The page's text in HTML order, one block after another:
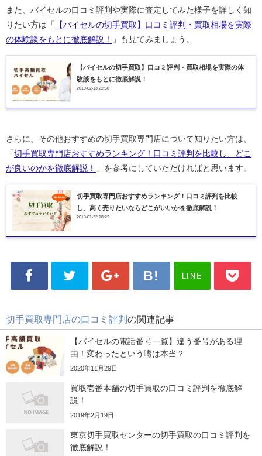
また、バイセルの口コミ評判や実際に査定してみた様子を詳しく知
りたい方は「
【バイセルの切手買取】口コミ評判・買取相場を実際
の体験談をもとに徹底解説！
」も見てみましょう。
【バイセルの切手買取】口コミ評判・買取相場を実際の体
験談をもとに徹底解説！
2019-02-13 22:50
さらに、その他おすすめの切手買取専門店について知りたい方は、
「 切手買取専門店おすすめランキング！口コミ評判を比較し、どこ
が良いのかを徹底解説！
」を参考にしていただければと思います。
切手買取専門店おすすめランキング！口コミ評判を比較
し、高く売りたいならどこがいいかを徹底解説！
2019-01-22 18:23
LINE
切手買取専門店の口コミ評判 の関連記事
【バイセルの電話番号一覧】違う番号がある理
由！変わったという噂は本当？
2020年11月29日
買取壱番本舗の切手買取の口コミ評判を徹底解
説！
2019年2月19日
東京切手買取センターの切手買取の口コミ評判を
徹底解説！